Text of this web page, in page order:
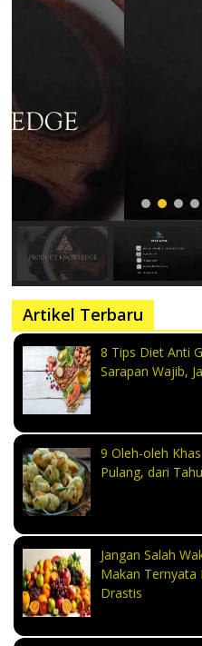
Artikel Terbaru
8 Tips Diet Anti
Sarapan Wajib,
9 Oleh-oleh
Pulang, dari
Jangan Salah
Makan Ternyata
Drastis